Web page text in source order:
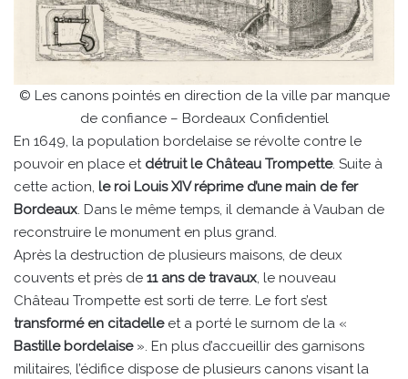
© Les canons pointés en direction de la ville par manque
de confiance – Bordeaux Confidentiel
En 1649, la population bordelaise se révolte contre le
pouvoir en place et détruit le Château Trompette. Suite à
cette action, le roi Louis XIV réprime d’une main de fer
Bordeaux. Dans le même temps, il demande à Vauban de
reconstruire le monument en plus grand.
Après la destruction de plusieurs maisons, de deux
couvents et près de 11 ans de travaux, le nouveau
Château Trompette est sorti de terre. Le fort s’est
transformé en citadelleet a porté le surnom de la «
Bastille bordelaise». En plus d’accueillir des garnisons
militaires, l’édifice dispose de plusieurs canons visant la